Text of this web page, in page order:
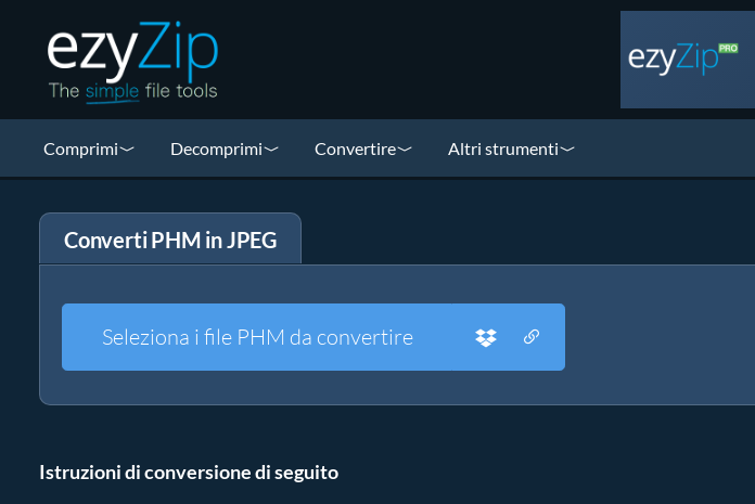
Comprimi Decomprimi Convertire Altri strumenti
Converti PHM in JPEG
Seleziona i file PHM da convertire
Istruzioni di conversione di seguito